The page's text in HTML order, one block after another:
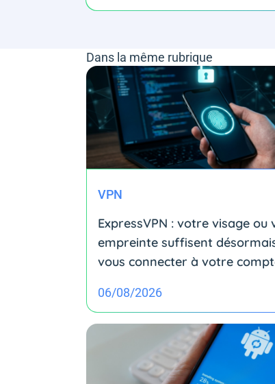
Dans la même rubrique
VPN
ExpressVPN : votre visage ou
empreinte suffisent
vous connecter à votre
06/08/2026